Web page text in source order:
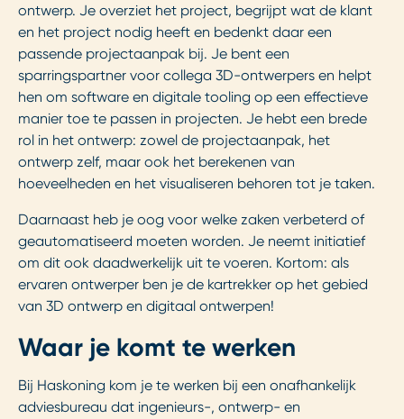
ontwerp. Je overziet het project, begrijpt wat de klant
en het project nodig heeft en bedenkt daar een
passende projectaanpak bij. Je bent een
sparringspartner voor collega 3D-ontwerpers en helpt
hen om software en digitale tooling op een effectieve
manier toe te passen in projecten. Je hebt een brede
rol in het ontwerp: zowel de projectaanpak, het
ontwerp zelf, maar ook het berekenen van
hoeveelheden en het visualiseren behoren tot je taken.
Daarnaast heb je oog voor welke zaken verbeterd of
geautomatiseerd moeten worden. Je neemt initiatief
om dit ook daadwerkelijk uit te voeren. Kortom: als
ervaren ontwerper ben je de kartrekker op het gebied
van 3D ontwerp en digitaal ontwerpen!
Waar je komt te werken
Bij Haskoning kom je te werken bij een onafhankelijk
adviesbureau dat ingenieurs-, ontwerp- en